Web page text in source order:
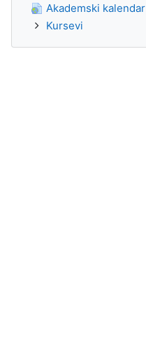
Akademski kalendar
Kursevi